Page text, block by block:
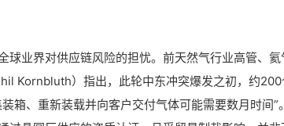
球业界对供应链风险的担忧。前天然气行业高管、氦
Kornbluth）指出，此轮中东冲突爆发之初，约200
箱、重新装载并向客户交付气体可能需要数月时间”